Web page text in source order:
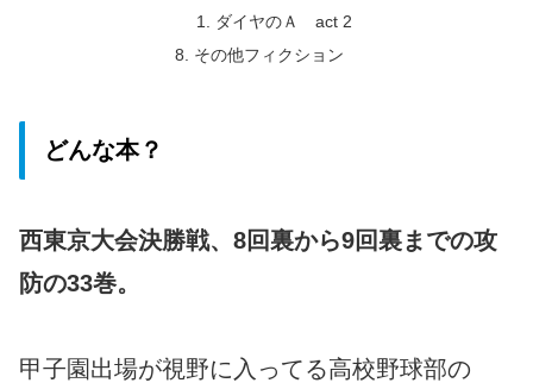
ダイヤのＡ act 2
その他フィクション
どんな本？
西東京大会決勝戦、8回裏から9回裏までの攻
防の33巻。
甲子園出場が視野に入ってる高校野球部の